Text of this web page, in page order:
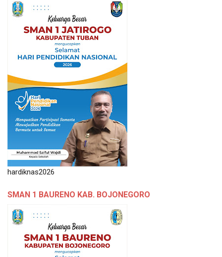
hardiknas2026
SMAN 1 BAURENO KAB. BOJONEGORO